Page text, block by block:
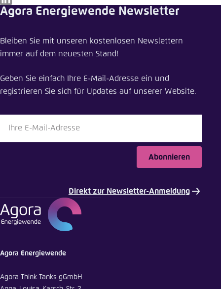
LinkedIn
Agora Energiewende Newsletter
Bleiben Sie mit unseren kostenlosen Newslettern
immer auf dem neuesten Stand!
Geben Sie einfach Ihre E-Mail-Adresse ein und
registrieren Sie sich für Updates auf unserer Website.
Abonnieren
Direkt zur Newsletter-Anmeldung
Agora Energiewende
Agora Think Tanks gGmbH